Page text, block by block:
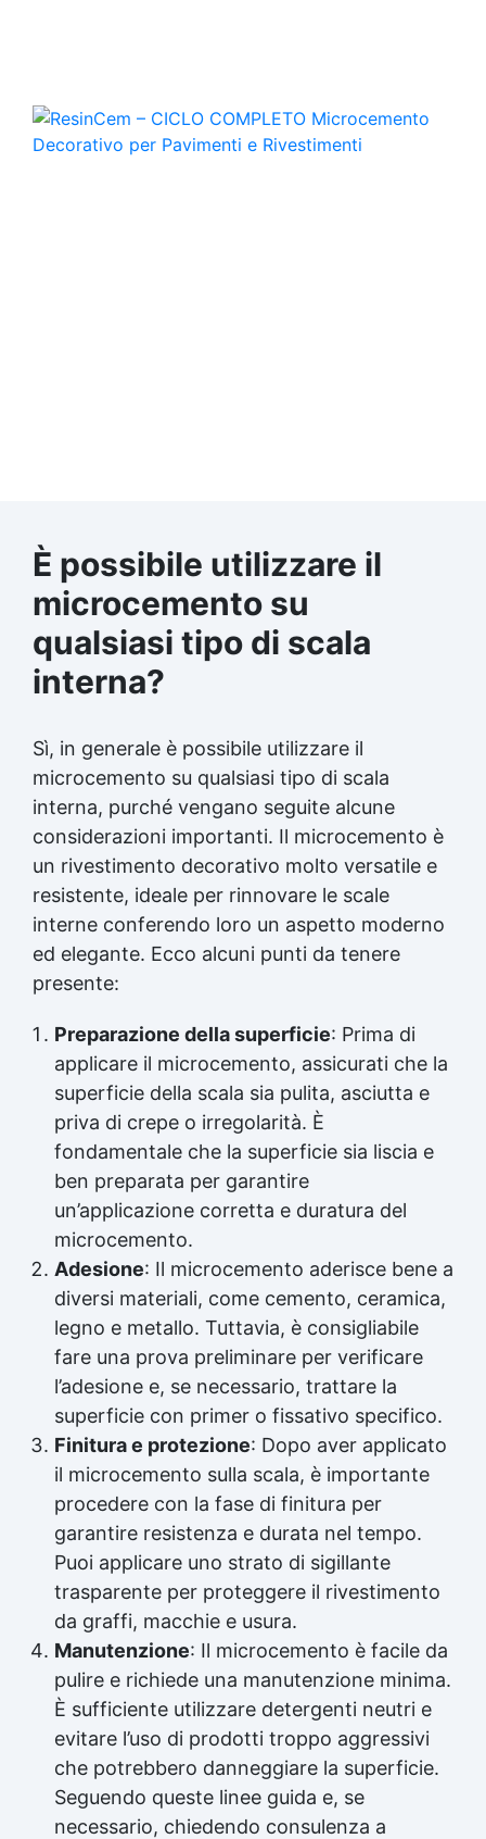
È possibile utilizzare il
microcemento su
qualsiasi tipo di scala
interna?
Sì, in generale è possibile utilizzare il
microcemento su qualsiasi tipo di scala
interna, purché vengano seguite alcune
considerazioni importanti. Il microcemento è
un rivestimento decorativo molto versatile e
resistente, ideale per rinnovare le scale
interne conferendo loro un aspetto moderno
ed elegante. Ecco alcuni punti da tenere
presente:
Preparazione della superficie: Prima di
applicare il microcemento, assicurati che la
superficie della scala sia pulita, asciutta e
priva di crepe o irregolarità. È
fondamentale che la superficie sia liscia e
ben preparata per garantire
un’applicazione corretta e duratura del
microcemento.
Adesione: Il microcemento aderisce bene a
diversi materiali, come cemento, ceramica,
legno e metallo. Tuttavia, è consigliabile
fare una prova preliminare per verificare
l’adesione e, se necessario, trattare la
superficie con primer o fissativo specifico.
Finitura e protezione: Dopo aver applicato
il microcemento sulla scala, è importante
procedere con la fase di finitura per
garantire resistenza e durata nel tempo.
Puoi applicare uno strato di sigillante
trasparente per proteggere il rivestimento
da graffi, macchie e usura.
Manutenzione: Il microcemento è facile da
pulire e richiede una manutenzione minima.
È sufficiente utilizzare detergenti neutri e
evitare l’uso di prodotti troppo aggressivi
che potrebbero danneggiare la superficie.
Seguendo queste linee guida e, se
necessario, chiedendo consulenza a